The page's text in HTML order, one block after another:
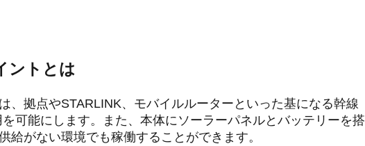
ントとは
、拠点やSTARLINK、モバイルルーターといった基になる幹線
可能にします。また、本体にソーラーパネルとバッテリーを搭
給がない環境でも稼働することができます。